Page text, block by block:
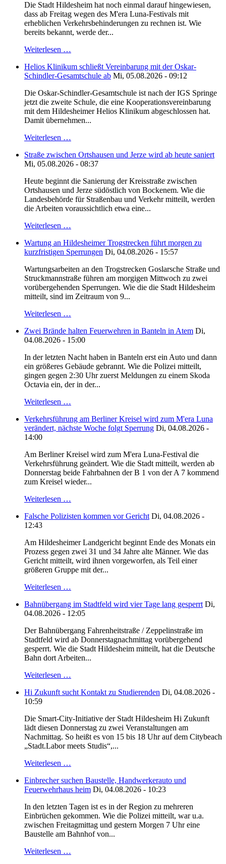
Die Stadt Hildesheim hat noch einmal darauf hingewiesen,
dass ab Freitag wegen des M'era Luna-Festivals mit
erheblichen Verkehrsbehinderungen zu rechnen ist. Wie
bereits bekannt, werde der...
Weiterlesen …
Helios Klinikum schließt Vereinbarung mit der Oskar-
Schindler-Gesamtschule ab Mi, 05.08.2026 - 09:12
Die Oskar-Schindler-Gesamtschule ist nach der IGS Springe
jetzt die zweite Schule, die eine Kooperationsvereinbarung
mit dem Hildesheimer Helios Klinikum abgeschlossen hat.
Damit übernehmen...
Weiterlesen …
Straße zwischen Ortshausen und Jerze wird ab heute saniert
Mi, 05.08.2026 - 08:37
Heute beginnt die Sanierung der Kreisstraße zwischen
Ortshausen und Jerze südöstlich von Bockenem. Wie die
Landesbehörde für Straßenbau und Verkehr mitteilt, werden
die Arbeiten voraussichtlich etwa eine...
Weiterlesen …
Wartung an Hildesheimer Trogstrecken führt morgen zu
kurzfristigen Sperrungen Di, 04.08.2026 - 15:57
Wartungsarbeiten an den Trogstrecken Goslarsche Straße und
Struckmannstraße führen am morgigen Mittwoch zu zwei
vorübergehenden Sperrungen. Wie die die Stadt Hildesheim
mitteilt, sind im Zeitraum von 9...
Weiterlesen …
Zwei Brände halten Feuerwehren in Banteln in Atem Di,
04.08.2026 - 15:00
In der letzten Nacht haben in Banteln erst ein Auto und dann
ein größeres Gebäude gebrannt. Wie die Polizei mitteilt,
gingen gegen 2:30 Uhr zuerst Meldungen zu einem Skoda
Octavia ein, der in der...
Weiterlesen …
Verkehrsführung am Berliner Kreisel wird zum M'era Luna
verändert, nächste Woche folgt Sperrung Di, 04.08.2026 -
14:00
Am Berliner Kreisel wird zum M'era Luna-Festival die
Verkehrsführung geändert. Wie die Stadt mitteilt, werden ab
Donnerstag beide Fahrbahnen der B 1 von der A 7 kommend
zum Kreisel wieder...
Weiterlesen …
Falsche Polizisten kommen vor Gericht Di, 04.08.2026 -
12:43
Am Hildesheimer Landgericht beginnt Ende des Monats ein
Prozess gegen zwei 31 und 34 Jahre alte Männer. Wie das
Gericht mitteilt, wird ihnen vorgeworfen, als Teil einer
größeren Gruppe mit der...
Weiterlesen …
Bahnübergang im Stadtfeld wird vier Tage lang gesperrt Di,
04.08.2026 - 12:05
Der Bahnübergang Fahrenheitstraße / Zeppelinstraße im
Stadtfeld wird ab Donnerstagnachmittag vorübergehend
gesperrt. Wie die Stadt Hildesheim mitteilt, hat die Deutsche
Bahn dort Arbeiten...
Weiterlesen …
Hi Zukunft sucht Kontakt zu Studierenden Di, 04.08.2026 -
10:59
Die Smart-City-Initiative der Stadt Hildesheim Hi Zukunft
lädt diesen Donnerstag zu zwei Veranstaltungen am
Nachmittag. So heißt es von 15 bis 18 Uhr auf dem Citybeach
„Stadt.Labor meets Studis“,...
Weiterlesen …
Einbrecher suchen Baustelle, Handwerkerauto und
Feuerwehrhaus heim Di, 04.08.2026 - 10:23
In den letzten Tagen ist es in der Region zu mehreren
Einbrüchen gekommen. Wie die Polizei mitteilt, war u.a.
zwischen Freitagmittag und gestern Morgen 7 Uhr eine
Baustelle am Bahnhof von...
Weiterlesen …